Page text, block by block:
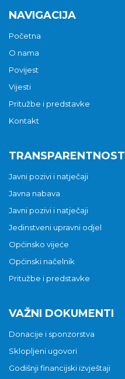
NAVIGACIJA
Početna
O nama
Povijest
Vijesti
Pritužbe i predstavke
Kontakt
TRANSPARENTNOST
Javni pozivi i natječaji
Javna nabava
Javni pozivi i natječaji
Jedinstveni upravni odjel
Općinsko vijeće
Općinski načelnik
Pritužbe i predstavke
VAŽNI DOKUMENTI
Donacije i sponzorstva
Sklopljeni ugovori
Godišnji financijski izvještaji